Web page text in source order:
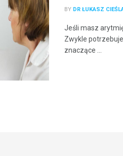
BY DR ŁUKASZ
Jeśli masz
Zwykle
znaczące ...